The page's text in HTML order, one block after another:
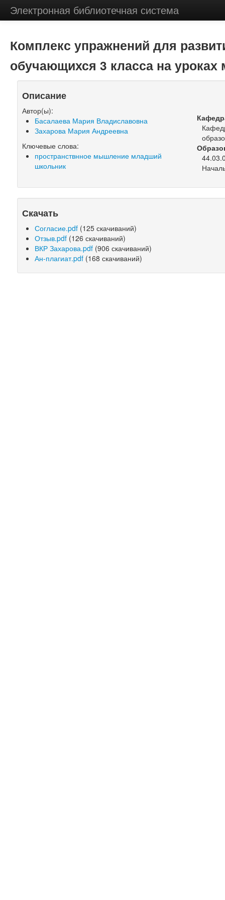
Электронная библиотечная система
Комплекс упражнений для
обучающихся 3 класса на уроках
Описание
Автор(ы):
Басалаева Мария Владиславовна
Захарова Мария Андреевна
Ключевые слова:
пространствнное мышление младший
школьник
Скачать
Согласие.pdf (125 скачиваний)
Отзыв.pdf (126 скачиваний)
ВКР Захарова.pdf (906 скачиваний)
Ан-плагиат.pdf (168 скачиваний)